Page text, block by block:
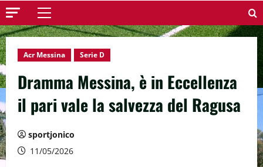
Menu
principale
Acr Messina Serie D
Dramma Messina, è in Eccellenza
il pari vale la salvezza del Ragusa
sportjonico
11/05/2026